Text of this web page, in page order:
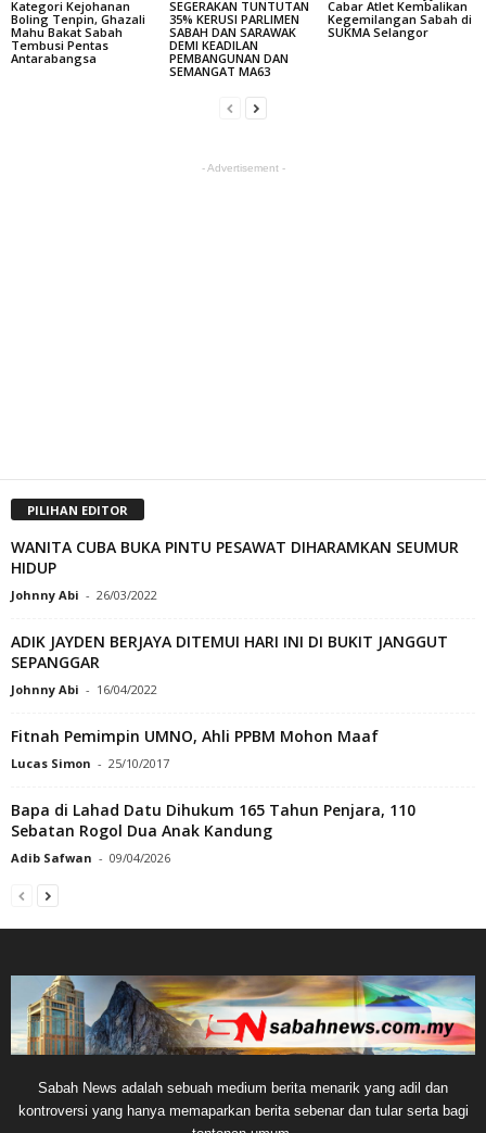
Kategori Kejohanan
Boling Tenpin, Ghazali
Mahu Bakat Sabah
Tembusi Pentas
Antarabangsa
SEGERAKAN TUNTUTAN
35% KERUSI PARLIMEN
SABAH DAN SARAWAK
DEMI KEADILAN
PEMBANGUNAN DAN
SEMANGAT MA63
Cabar Atlet Kembalikan
Kegemilangan Sabah di
SUKMA Selangor
- Advertisement -
PILIHAN EDITOR
WANITA CUBA BUKA PINTU PESAWAT DIHARAMKAN SEUMUR
HIDUP
Johnny Abi - 26/03/2022
ADIK JAYDEN BERJAYA DITEMUI HARI INI DI BUKIT JANGGUT
SEPANGGAR
Johnny Abi - 16/04/2022
Fitnah Pemimpin UMNO, Ahli PPBM Mohon Maaf
Lucas Simon - 25/10/2017
Bapa di Lahad Datu Dihukum 165 Tahun Penjara, 110
Sebatan Rogol Dua Anak Kandung
Adib Safwan - 09/04/2026
Sabah News adalah sebuah medium berita menarik yang adil dan
kontroversi yang hanya memaparkan berita sebenar dan tular serta bagi